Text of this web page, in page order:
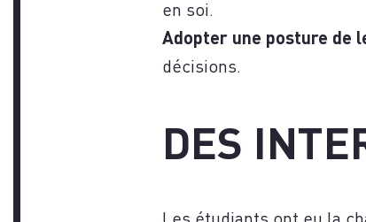
en soi.
Adopter une posture de
décisions.
DES